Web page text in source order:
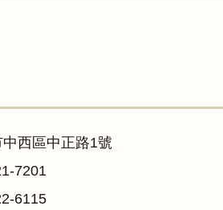
西區中正路1號
7201
6115